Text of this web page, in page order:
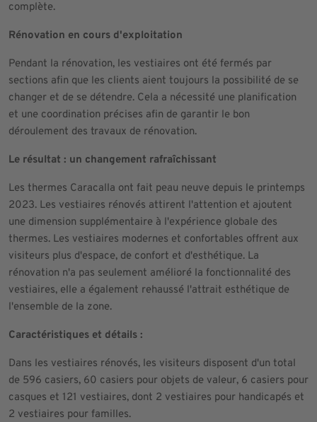
complète.
Rénovation en cours d'exploitation
Pendant la rénovation, les vestiaires ont été fermés par
sections afin que les clients aient toujours la possibilité de se
changer et de se détendre. Cela a nécessité une planification
et une coordination précises afin de garantir le bon
déroulement des travaux de rénovation.
Le résultat : un changement rafraîchissant
Les thermes Caracalla ont fait peau neuve depuis le printemps
2023. Les vestiaires rénovés attirent l'attention et ajoutent
une dimension supplémentaire à l'expérience globale des
thermes. Les vestiaires modernes et confortables offrent aux
visiteurs plus d'espace, de confort et d'esthétique. La
rénovation n'a pas seulement amélioré la fonctionnalité des
vestiaires, elle a également rehaussé l'attrait esthétique de
l'ensemble de la zone.
Caractéristiques et détails :
Dans les vestiaires rénovés, les visiteurs disposent d'un total
de 596 casiers, 60 casiers pour objets de valeur, 6 casiers pour
casques et 121 vestiaires, dont 2 vestiaires pour handicapés et
2 vestiaires pour familles.